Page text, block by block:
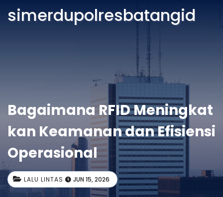
simerdupolresbatangid
Bagaimana RFID Meningkat
kan Keamanan dan Efisiensi
Operasional
LALU LINTAS JUN 15, 2026